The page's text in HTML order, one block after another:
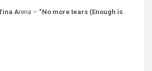
Arena – “No more tears (Enough is